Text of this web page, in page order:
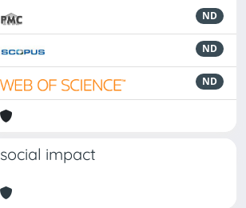
ND
ND
ND
social impact